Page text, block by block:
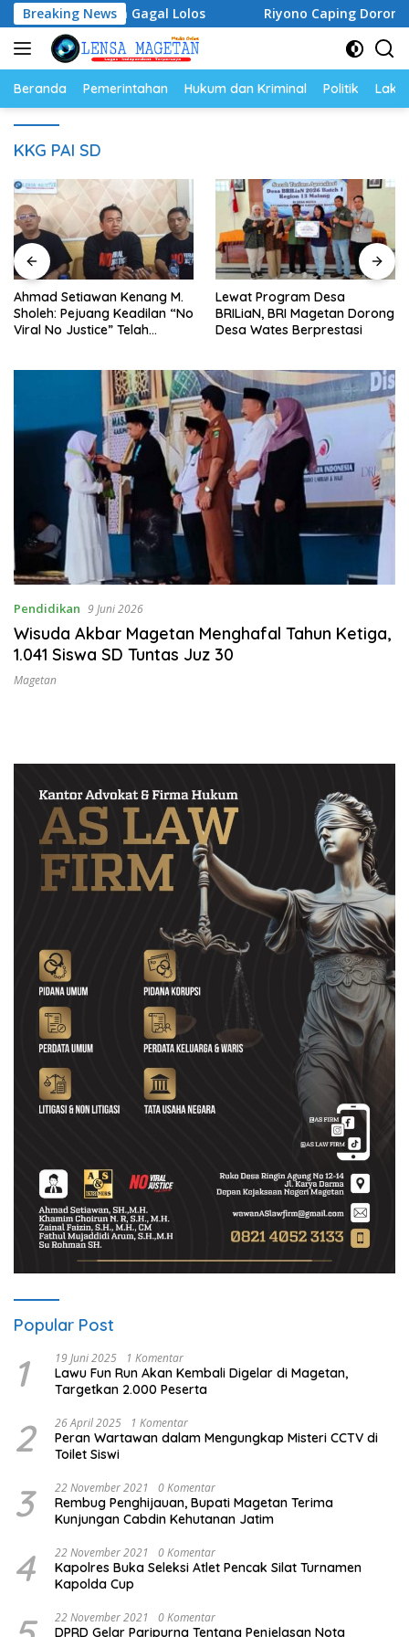
Langsung
ke
konten
Breaking News
Garuda Gagal Lolos Riyono Caping Dorong Ibu-Ibu
Beranda Pemerintahan Hukum dan Kriminal Politik
KKG PAI SD
Ahmad Setiawan Kenang M.
Sholeh: Pejuang Keadilan “No
Viral No Justice” Telah
Lewat Program Desa
BRILiaN, BRI Magetan Dorong
Desa Wates Berprestasi
Pendidikan 9 Juni 2026
Wisuda Akbar Magetan Menghafal Tahun Ketiga,
1.041 Siswa SD Tuntas Juz 30
Magetan
Popular Post
1 19 Juni 2025 1 Komentar
Lawu Fun Run Akan Kembali Digelar di Magetan,
Targetkan 2.000 Peserta
2 26 April 2025 1 Komentar
Peran Wartawan dalam Mengungkap Misteri CCTV di
Toilet Siswi
3 22 November 2021 0 Komentar
Rembug Penghijauan, Bupati Magetan Terima
Kunjungan Cabdin Kehutanan Jatim
4 22 November 2021 0 Komentar
Kapolres Buka Seleksi Atlet Pencak Silat Turnamen
Kapolda Cup
22 November 2021 0 Komentar
DPRD Gelar Paripurna Tentang Penjelasan Nota